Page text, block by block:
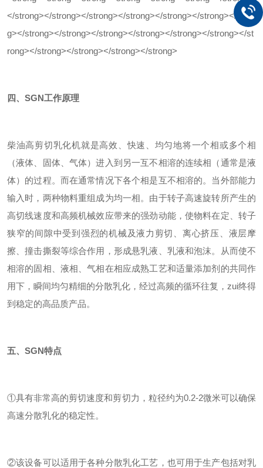
四、SGN工作原理
柴油高剪切乳化机就是高效、快速、均匀地将一个相或多个相
（液体、固体、气体）进入到另一互不相溶的连续相（通常是液
体）的过程。而在通常情况下各个相是互不相溶的。当外部能力
输入时，两种物料重组成为均一相。由于转子高速旋转所产生的
高切线速度和高频机械效应带来的强劲动能，使物料在定、转子
狭窄的间隙中受到强烈的机械及液力剪切、离心挤压、液层摩
擦、撞击撕裂等综合作用，形成悬乳液、乳液和泡沫。从而使不
相溶的固相、液相、气相在相应成熟工艺和适量添加剂的共同作
用下，瞬间均匀精细的分散乳化，经过高频的循环往复，zui终得
到稳定的高品质产品。
五、SGN特点
①具有非常高的剪切速度和剪切力，粒径约为0.2-2微米可以确保
高速分散乳化的稳定性。
②该设备可以适用于各种分散乳化工艺，也可用于生产包括对乳